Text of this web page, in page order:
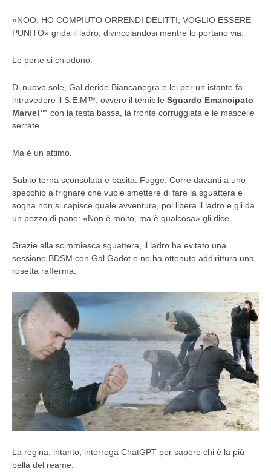
«NOO, HO COMPIUTO ORRENDI DELITTI, VOGLIO ESSERE
PUNITO» grida il ladro, divincolandosi mentre lo portano via.
Le porte si chiudono.
Di nuovo sole, Gal deride Biancanegra e lei per un istante fa
intravedere il S.E.M™, ovvero il temibile Sguardo Emancipato
Marvel™ con la testa bassa, la fronte corruggiata e le mascelle
serrate.
Ma è un attimo.
Subito torna sconsolata e basita. Fugge. Corre davanti a uno
specchio a frignare che vuole smettere di fare la sguattera e
sogna non si capisce quale avventura, poi libera il ladro e gli da
un pezzo di pane: «Non è molto, ma è qualcosa» gli dice.
Grazie alla scimmiesca sguattera, il ladro ha evitato una
sessione BDSM con Gal Gadot e ne ha ottenuto addirittura una
rosetta rafferma.
La regina, intanto, interroga ChatGPT per sapere chi è la più
bella del reame.